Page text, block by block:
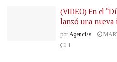
(VIDEO) En el
lanzó una nueva
por Agencias
1